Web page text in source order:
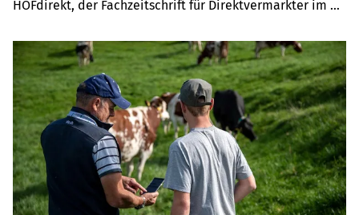
HOFdirekt, der Fachzeitschrift für Direktvermarkter im